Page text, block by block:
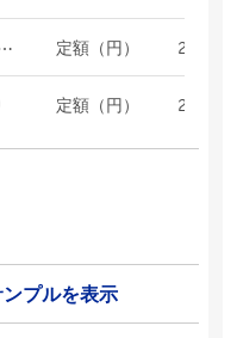
端末SIMセット) 定額（円） 2000
定額（円） 2000
プルを表示